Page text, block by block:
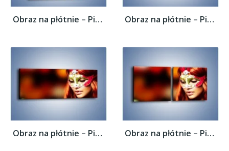
Obraz na płótnie – Piękna kobieta w masce... Obraz na płótnie – Piękna kobieta w masce...
Obraz na płótnie – Piękna kobieta w masce... Obraz na płótnie – Piękna kobieta w masce...